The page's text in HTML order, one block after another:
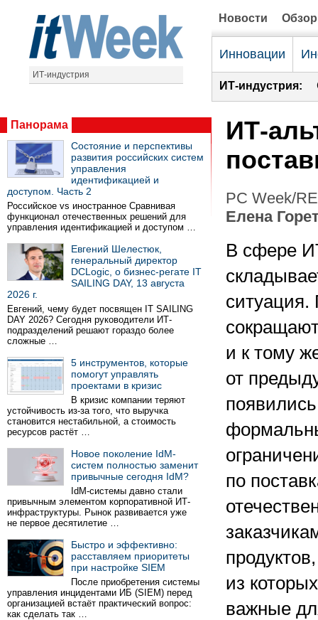
ИТ-индустрия
Новости
Инновации
ИТ-индустрия:
Панорама
Состояние и перспективы
развития российских систем
управления
идентификацией и
доступом. Часть 2
Российское vs иностранное Сравнивая
функционал отечественных решений для
управления идентификацией и доступом …
Евгений Шелестюк,
генеральный директор
DCLogic, о бизнес-регате IT
SAILING DAY, 13 августа
2026 г.
Евгений, чему будет посвящен IT SAILING
DAY 2026? Сегодня руководители ИТ-
подразделений решают гораздо более
сложные …
5 инструментов, которые
помогут управлять
проектами в кризис
В кризис компании теряют
устойчивость из-за того, что выручка
становится нестабильной, а стоимость
ресурсов растёт …
Новое поколение IdM-
систем полностью заменит
привычные сегодня IdM?
IdM-системы давно стали
привычным элементом корпоративной ИТ-
инфраструктуры. Рынок развивается уже
не первое десятилетие …
Быстро и эффективно:
расставляем приоритеты
при настройке SIEM
После приобретения системы
управления инцидентами ИБ (SIEM) перед
организацией встаёт практический вопрос:
как сделать так …
ИТ-
PC Week/
Елена
В сфере
ситуация.
и к тому
от
по
из
важные